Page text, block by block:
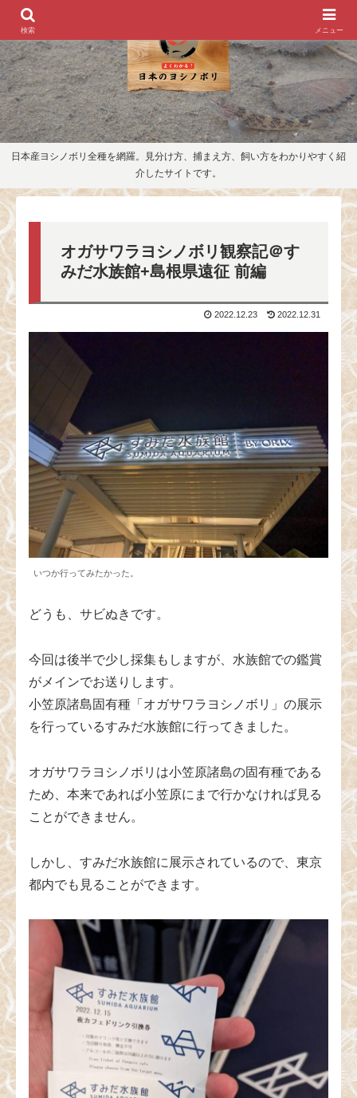
日本産ヨシノボリ全種を網羅。見分け方、捕まえ方、飼い方をわかりやすく紹
介したサイトです。
オガサワラヨシノボリ観察記＠す
みだ水族館+島根県遠征 前編
2022.12.23 2022.12.31
いつか行ってみたかった。
どうも、サビぬきです。
今回は後半で少し採集もしますが、水族館での鑑賞
がメインでお送りします。
小笠原諸島固有種「オガサワラヨシノボリ」の展示
を行っているすみだ水族館に行ってきました。
オガサワラヨシノボリは小笠原諸島の固有種である
ため、本来であれば小笠原にまで行かなければ見る
ことができません。
しかし、すみだ水族館に展示されているので、東京
都内でも見ることができます。
メニュー
検索